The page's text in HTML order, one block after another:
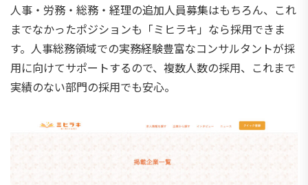
人事・労務・総務・経理の追加人員募集はもちろん、これ
までなかったポジションも「ミヒラキ」なら採用できま
す。人事総務領域での実務経験豊富なコンサルタントが採
用に向けてサポートするので、複数人数の採用、これまで
実績のない部門の採用でも安心。